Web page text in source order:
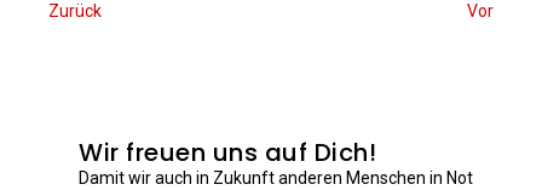
Zurück Vor
Wir freuen uns auf Dich!
Damit wir auch in Zukunft anderen Menschen in Not